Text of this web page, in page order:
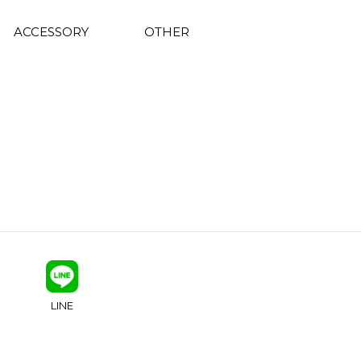
ACCESSORY OTHER
LINE